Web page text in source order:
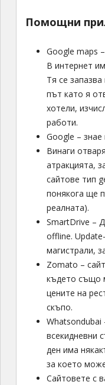
Помощни
Google maps
В интернет
Тя се
път като я
хотели,
работи.
Google – знае
Винаги
атракцията,
сайтове тип
понякога ще
реалната).
SmartDrive –
offline.
магистрали,
Zomato –
където също
цените на
скъпо.
Whatsondubai
всекидневни
ден има
за което
Сайтовете с